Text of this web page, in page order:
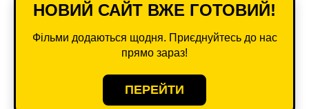
НОВИЙ САЙТ ВЖЕ ГОТОВИЙ!
Фільми додаються щодня. Приєднуйтесь до нас
прямо зараз!
ПЕРЕЙТИ